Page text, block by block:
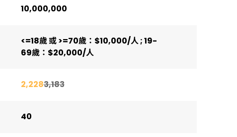
10,000,000
<=18歲 或 >=70歲：$10,000/人 ; 19-
69歲：$20,000/人
2,2283,183
40